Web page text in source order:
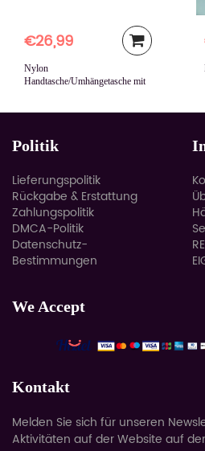
€26,99
Nylon
Handtasche/Umhängetasche mit
Politik
Lieferungspolitik
Rückgabe & Erstattung
Zahlungspolitik
DMCA-Politik
Datenschutz-
Bestimmungen
We Accept
Kontakt
Melden Sie sich für unseren
Aktivitäten auf der Website auf